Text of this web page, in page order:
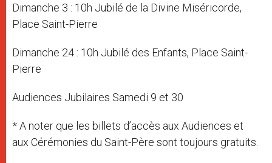
Dimanche 3 : 10h Jubilé de la Divine Miséricorde,
Place Saint-Pierre
Dimanche 24 : 10h Jubilé des Enfants, Place Saint-
Pierre
Audiences Jubilaires Samedi 9 et 30
* A noter que les billets d’accès aux Audiences et
aux Cérémonies du Saint-Père sont toujours gratuits.